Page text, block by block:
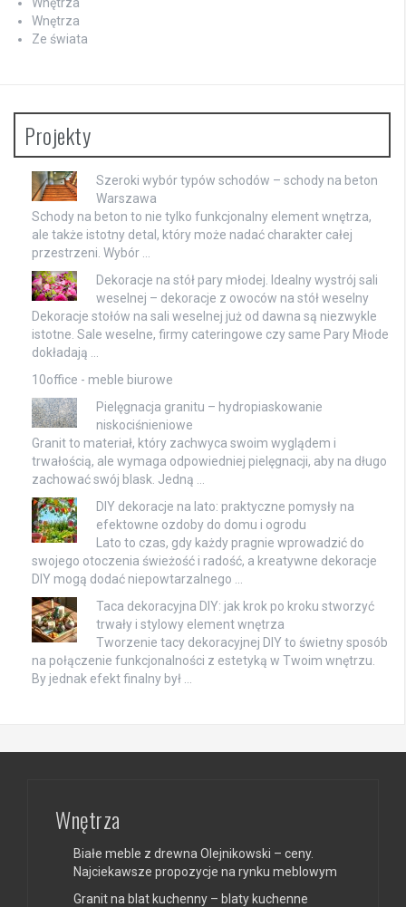
Wnętrza
Ze świata
Projekty
Szeroki wybór typów schodów – schody na beton
Warszawa
Schody na beton to nie tylko funkcjonalny element wnętrza,
ale także istotny detal, który może nadać charakter całej
przestrzeni. Wybór …
Dekoracje na stół pary młodej. Idealny wystrój sali
weselnej – dekoracje z owoców na stół weselny
Dekoracje stołów na sali weselnej już od dawna są niezwykle
istotne. Sale weselne, firmy cateringowe czy same Pary Młode
dokładają …
10office - meble biurowe
Pielęgnacja granitu – hydropiaskowanie
niskociśnieniowe
Granit to materiał, który zachwyca swoim wyglądem i
trwałością, ale wymaga odpowiedniej pielęgnacji, aby na długo
zachować swój blask. Jedną …
DIY dekoracje na lato: praktyczne pomysły na
efektowne ozdoby do domu i ogrodu
Lato to czas, gdy każdy pragnie wprowadzić do
swojego otoczenia świeżość i radość, a kreatywne dekoracje
DIY mogą dodać niepowtarzalnego …
Taca dekoracyjna DIY: jak krok po kroku stworzyć
trwały i stylowy element wnętrza
Tworzenie tacy dekoracyjnej DIY to świetny sposób
na połączenie funkcjonalności z estetyką w Twoim wnętrzu.
By jednak efekt finalny był …
Wnętrza
Białe meble z drewna Olejnikowski – ceny.
Najciekawsze propozycje na rynku meblowym
Granit na blat kuchenny – blaty kuchenne